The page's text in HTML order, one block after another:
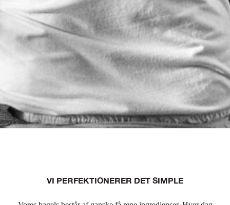
VI PERFEKTIONERER DET SIMPLE